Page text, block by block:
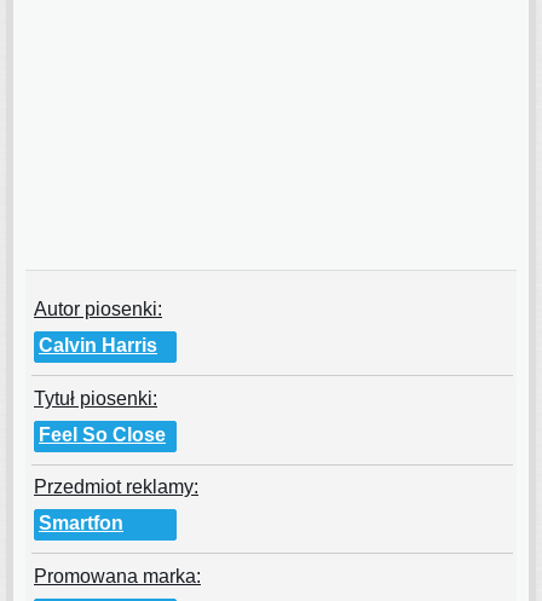
Autor piosenki:
Calvin Harris
Tytuł piosenki:
Feel So Close
Przedmiot reklamy:
Smartfon
Promowana marka: